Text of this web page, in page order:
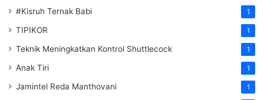
#Kisruh Ternak Babi 1
TIPIKOR 1
Teknik Meningkatkan Kontrol Shuttlecock 1
Anak Tiri 1
Jamintel Reda Manthovani 1